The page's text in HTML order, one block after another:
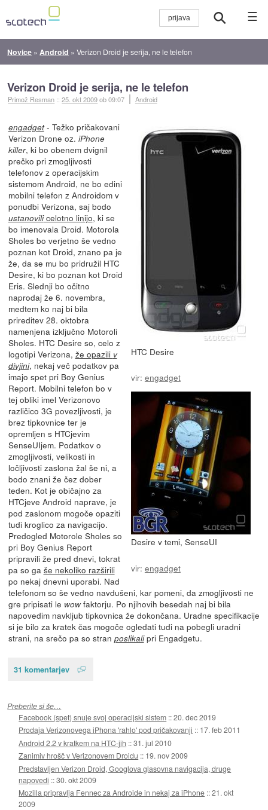
☰
Novice » Android »Verizon Droid je serija, ne le telefon
Verizon Droid je serija, ne le telefon
Primož Resman ::25. okt 2009ob 09:07 Android
HTC Desire
vir: engadget
Desire v temi, SenseUI
vir: engadget
engadget- Težko pričakovani
Verizon Drone oz. iPhone
killer, ki bo obenem dvignil
prečko pri zmogljivosti
telefonov z operacijskim
sistemom Android, ne bo edini
mobilni telefon z Androidom v
ponudbi Verizona, saj bodo
ustanovilicelotno linijo, ki se
bo imenovala Droid. Motorola
Sholes bo verjetno še vedno
poznan kot Droid, znano pa je
že, da se mu bo pridružil HTC
Desire, ki bo poznan kot Droid
Eris. Slednji bo očitno
naprodaj že 6. novembra,
medtem ko naj bi bila
prireditev 28. oktobra
namenjena izključno Motoroli
Sholes. HTC Desire so, celo z
logotipi Verizona, že opazili v
divjini, nekaj več podatkov pa
imajo spet pri Boy Genius
Report. Mobilni telefon bo v
tej obliki imel Verizonovo
različico 3G povezljivosti, je
brez tipkovnice ter je
opremljen s HTCjevim
SenseUIjem. Podatkov o
zmogljivosti, velikosti in
ločljivosti zaslona žal še ni, a
bodo znani že čez dober
teden. Kot je običajno za
HTCjeve Android naprave, je
pod zaslonom mogoče opaziti
tudi kroglico za navigacijo.
Predogled Motorole Sholes so
pri Boy Genius Report
pripravili že pred dnevi, tokrat
pa so ga še nekoliko razširili
po nekaj dnevni uporabi. Nad
telefonom so še vedno navdušeni, kar pomeni, da zmogljivosti ne
gre pripisati le wowfaktorju. Po njihovih besedah naj bi bila
napovedim navkljub tipkovnica že dokončana. Uradne specifikacije
si je bilo za kratek čas mogoče ogledati tudi na pobegli uradni
strani, na srečo pa so stran poslikalipri Engadgetu.
31 komentarjev
Preberite si še…
Facebook (spet) snuje svoj operacijski sistem ::20. dec 2019
Prodaja Verizonovega iPhona 'rahlo' pod pričakovanji :: 17. feb 2011
Android 2.2 v kratkem na HTC-jih ::31. jul 2010
Zanimiv hrošč v Verizonovem Droidu :: 19. nov 2009
Predstavljen Verizon Droid, Googlova glasovna navigacija, druge
napovedi ::30. okt 2009
Mozilla pripravlja Fennec za Androide in nekaj za iPhone ::21. okt
2009